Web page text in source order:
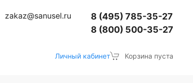
zakaz@sanusel.ru
8 (495) 785-35-27
8 (800) 500-35-27
Личный кабинет Корзина пуста